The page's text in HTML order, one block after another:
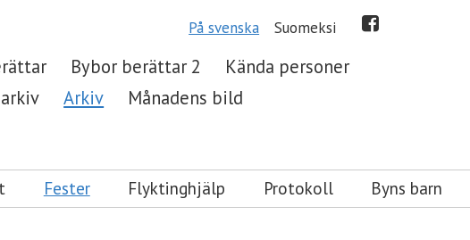
På svenska Suomeksi
Bybor berättar 2
Kända personer
Arkiv
Månadens bild
Fester Flyktinghjälp Protokoll Byns barn